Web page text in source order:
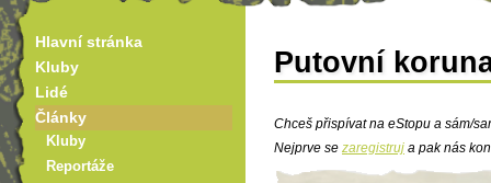
Putovní
Chceš přispívat na eStopu a sám/
Nejprve se zaregistruj a pak nás
Hlavní stránka
Kluby
Lidé
Články
Kluby
Reportáže